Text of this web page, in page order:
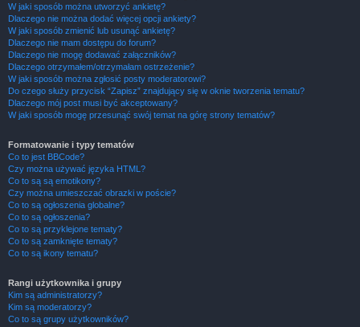
W jaki sposób można utworzyć ankietę?
Dlaczego nie można dodać więcej opcji ankiety?
W jaki sposób zmienić lub usunąć ankietę?
Dlaczego nie mam dostępu do forum?
Dlaczego nie mogę dodawać załączników?
Dlaczego otrzymałem/otrzymałam ostrzeżenie?
W jaki sposób można zgłosić posty moderatorowi?
Do czego służy przycisk “Zapisz” znajdujący się w oknie tworzenia tematu?
Dlaczego mój post musi być akceptowany?
W jaki sposób mogę przesunąć swój temat na górę strony tematów?
Formatowanie i typy tematów
Co to jest BBCode?
Czy można używać języka HTML?
Co to są są emotikony?
Czy można umieszczać obrazki w poście?
Co to są ogłoszenia globalne?
Co to są ogłoszenia?
Co to są przyklejone tematy?
Co to są zamknięte tematy?
Co to są ikony tematu?
Rangi użytkownika i grupy
Kim są administratorzy?
Kim są moderatorzy?
Co to są grupy użytkowników?